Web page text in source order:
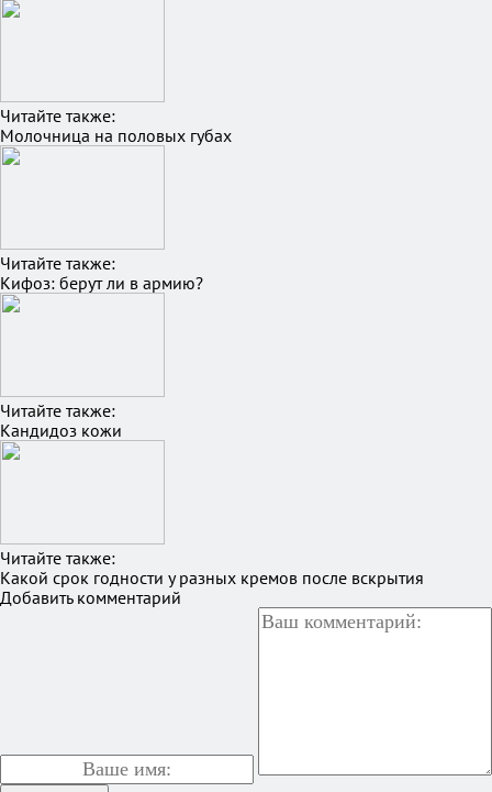
Читайте также:
Молочница на половых губах
Читайте также:
Кифоз: берут ли в армию?
Читайте также:
Кандидоз кожи
Читайте также:
Какой срок годности у разных кремов после вскрытия
Добавить комментарий